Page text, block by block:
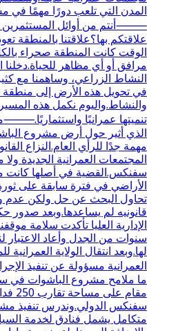
المدن التي تلعب دورًا مهمًا في
⸻أنتم من أوائل المستثمرين
الوقت كانت المنطقة صحراء
مرافق أو أي مظاهر
النشاط الزراعي، وساهمنا مع
في تحويل هذه الأرض إلى منطقة
والنشاط.واليوم نكمل هذه
تنميتها عمرانيًا
الذي أثير حول أرض مشروع
مهمة جدًا للرأي العام.النزاع
المجتمعات العمرانية الجديدة
سفنكس.القضية في أصلها كانت
تحاول البحث عن حل ولكن عدم
قانونيه لم يساعدها.وبعد صدور
الإدارية العليا تأكدت سلامة
سنوات من الجدل وأعاد الاعتبار
لها.وبعد انتقال الولاية
العمرانية مسؤولة عن تنفيذ
ما ملامح مشروع الباشوات في
مقام
سفنكس الدولي.وندرس تنفيذ
متكامل يشمل فنادق لخدمة